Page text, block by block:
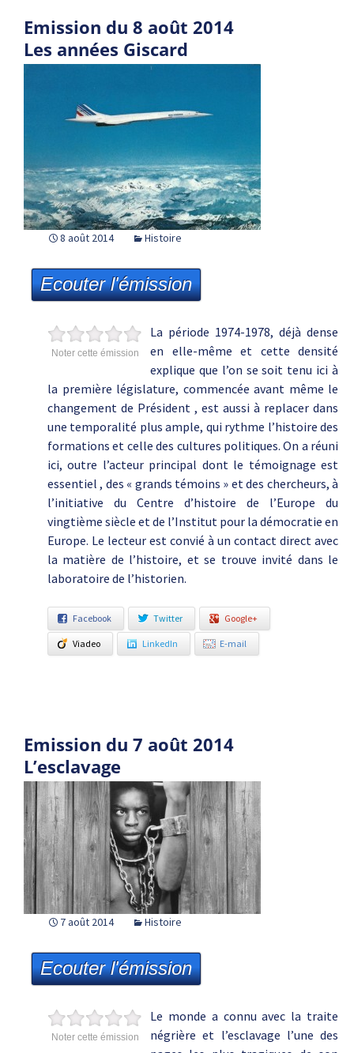
Emission du 8 août 2014
Les années Giscard
8 août 2014 Histoire
Ecouter l'émission
Noter cette émission
La période 1974-1978, déjà dense
en elle-même et cette densité
explique que l’on se soit tenu ici à
la première législature, commencée avant même le
changement de Président , est aussi à replacer dans
une temporalité plus ample, qui rythme l’histoire des
formations et celle des cultures politiques. On a réuni
ici, outre l’acteur principal dont le témoignage est
essentiel , des « grands témoins » et des chercheurs, à
l’initiative du Centre d’histoire de l’Europe du
vingtième siècle et de l’Institut pour la démocratie en
Europe. Le lecteur est convié à un contact direct avec
la matière de l’histoire, et se trouve invité dans le
laboratoire de l’historien.
Facebook Twitter Google+
Viadeo LinkedIn E-mail
Emission du 7 août 2014
L’esclavage
7 août 2014 Histoire
Ecouter l'émission
Noter cette émission
Le monde a connu avec la traite
négrière et l’esclavage l’une des